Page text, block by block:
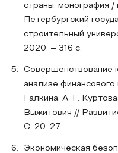
страны: монография
Петербургский
строительный
2020. – 316 с.
Совершенствование
анализе
Галкина, А. Г.
Выжитович //
С. 20-27.
Экономическая